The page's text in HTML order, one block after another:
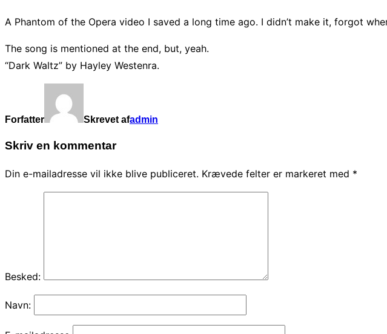
A Phantom of the Opera video I saved a long time ago. I didn’t make it, forgot
The song is mentioned at the end, but, yeah.
“Dark Waltz” by Hayley Westenra.
Forfatter Skrevet afadmin
Skriv en kommentar
Din e-mailadresse vil ikke blive publiceret. Krævede felter er markeret med *
Besked:
Navn: